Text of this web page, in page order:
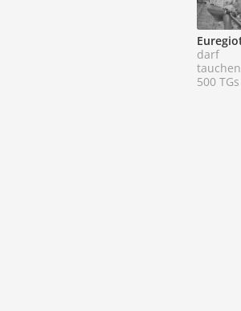
darf
tauchen
500 TGs